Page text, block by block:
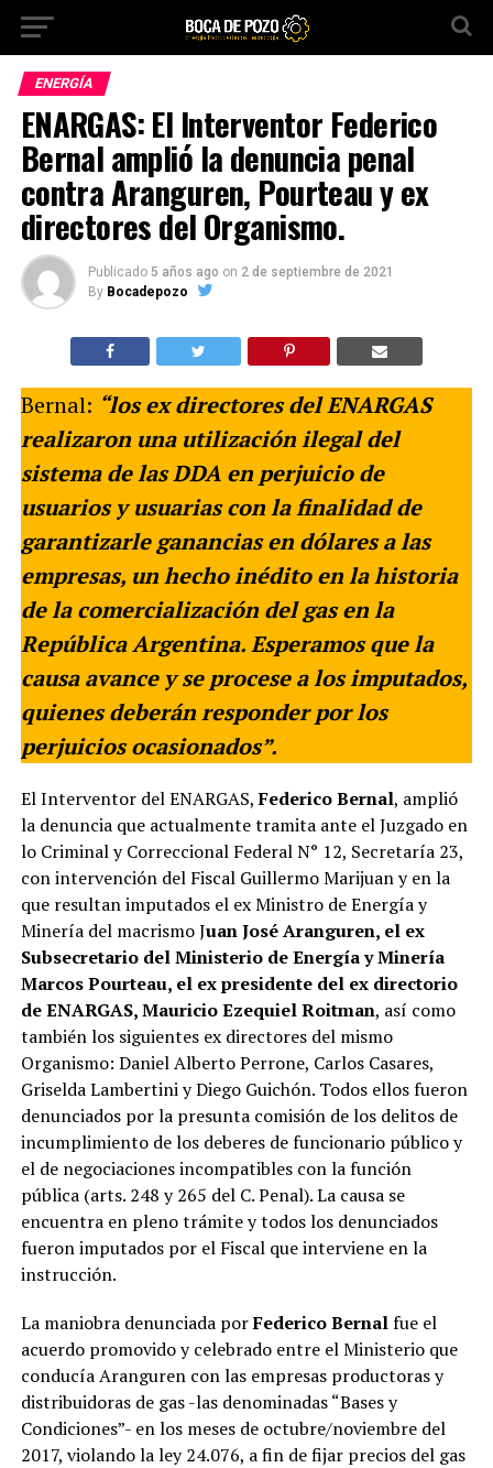
ENERGÍA
ENARGAS: El Interventor Federico
Bernal amplió la denuncia penal
contra Aranguren, Pourteau y ex
directores del Organismo.
Publicado 5 años ago on 2 de septiembre de 2021
By Bocadepozo
Bernal: “los ex directores del ENARGAS
realizaron una utilización ilegal del
sistema de las DDA en perjuicio de
usuarios y usuarias con la finalidad de
garantizarle ganancias en dólares a las
empresas, un hecho inédito en la historia
de la comercialización del gas en la
República Argentina. Esperamos que la
causa avance y se procese a los imputados,
quienes deberán responder por los
perjuicios ocasionados”.
El Interventor del ENARGAS,Federico Bernal, amplió
la denuncia que actualmente tramita ante el Juzgado en
lo Criminal y Correccional Federal N° 12, Secretaría 23,
con intervención del Fiscal Guillermo Marijuan y en la
que resultan imputados el ex Ministro de Energía y
Minería del macrismo Juan José Aranguren, el ex
Subsecretario del Ministerio de Energía y Minería
Marcos Pourteau, el ex presidente del ex directorio
de ENARGAS, Mauricio Ezequiel Roitman, así como
también los siguientes ex directores del mismo
Organismo: Daniel Alberto Perrone, Carlos Casares,
Griselda Lambertini y Diego Guichón. Todos ellos fueron
denunciados por la presunta comisión de los delitos de
incumplimiento de los deberes de funcionario público y
el de negociaciones incompatibles con la función
pública (arts. 248 y 265 del C. Penal). La causa se
encuentra en pleno trámite y todos los denunciados
fueron imputados por el Fiscal que interviene en la
instrucción.
La maniobra denunciada porFederico Bernalfue el
acuerdo promovido y celebrado entre el Ministerio que
conducía Aranguren con las empresas productoras y
distribuidoras de gas -las denominadas “Bases y
Condiciones”- en los meses de octubre/noviembre del
2017, violando la ley 24.076, a fin de fijar precios del gas